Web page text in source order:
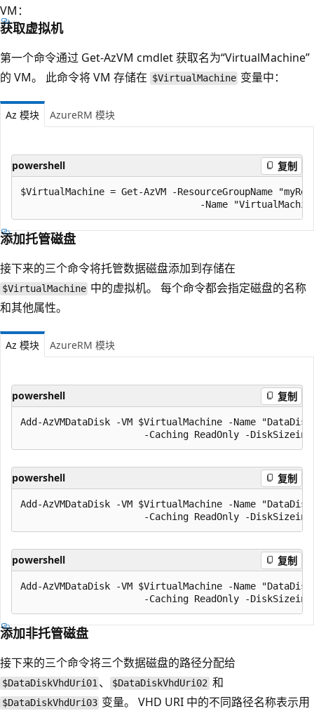
VM：
获取虚拟机
第一个命令通过 Get-AzVM cmdlet 获取名为“VirtualMachine”
的 VM。 此命令将 VM 存储在 $VirtualMachine 变量中：
Az 模块 AzureRM 模块
powershell 复制
$VirtualMachine = Get-AzVM -ResourceGroupName
添加托管磁盘
接下来的三个命令将托管数据磁盘添加到存储在
$VirtualMachine 中的虚拟机。 每个命令都会指定磁盘的名称
和其他属性。
Az 模块 AzureRM 模块
powershell 复制
Add-AzVMDataDisk -VM $VirtualMachine -Name
powershell 复制
Add-AzVMDataDisk -VM $VirtualMachine -Name
powershell 复制
Add-AzVMDataDisk -VM $VirtualMachine -Name
添加非托管磁盘
接下来的三个命令将三个数据磁盘的路径分配给
$DataDiskVhdUri01 、 $DataDiskVhdUri02 和
$DataDiskVhdUri03 变量。 VHD URI 中的不同路径名称表示用